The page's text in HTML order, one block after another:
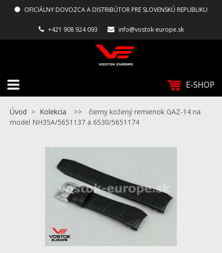
OFICIÁLNY DOVOZCA A DISTRIBÚTOR PRE SLOVENSKÚ REPUBLIKU
+421 908 924 093 info@vostok-europe.sk
E-SHOP
Úvod > Kolekcia >>
čierny kožený remienok GAZ-14 na
model NH35A/5651137 a 6S30/5651174